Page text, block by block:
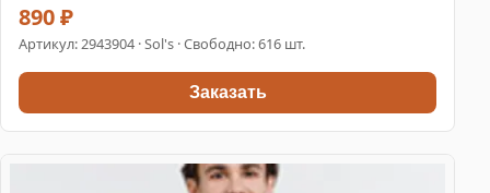
890 ₽
Артикул:2943904 · Sol's · Свободно: 616 шт.
Заказать